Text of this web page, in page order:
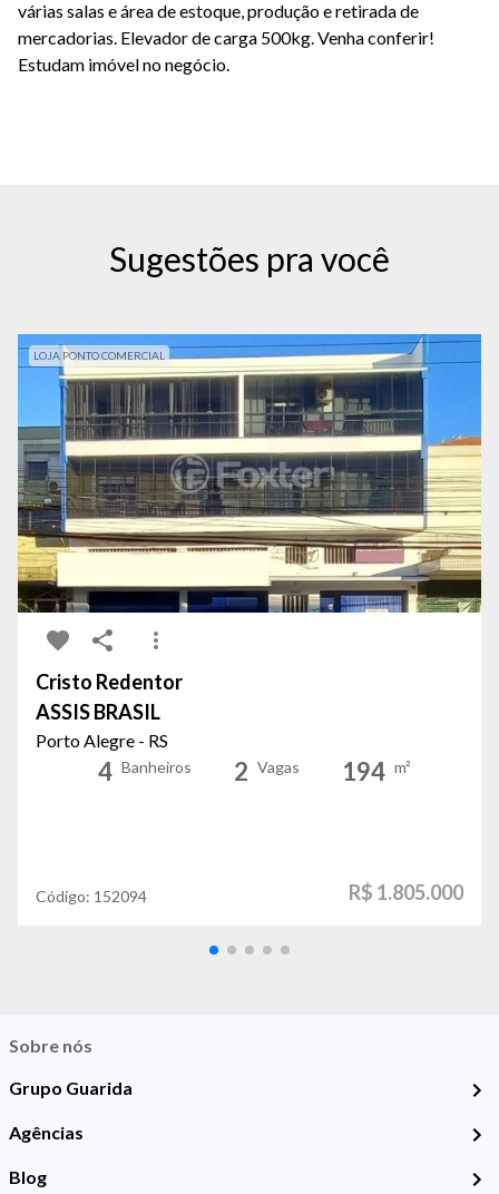
várias salas e área de estoque, produção e retirada de
mercadorias. Elevador de carga 500kg. Venha conferir!
Estudam imóvel no negócio.
Sugestões pra você
LOJA PONTO COMERCIAL
Cristo Redentor
ASSIS BRASIL
Porto Alegre - RS
4 Banheiros 2 Vagas 194 m²
Código: 152094 R$ 1.805.000
Sobre nós
Grupo Guarida
Agências
Blog